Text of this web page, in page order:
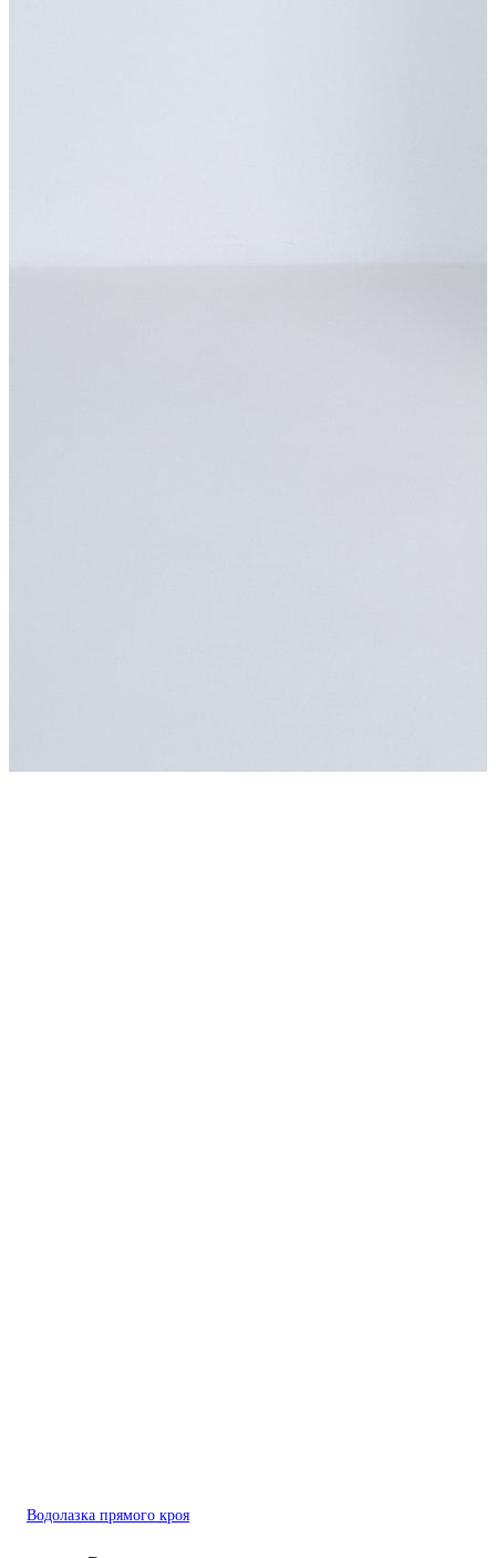
Водолазка прямого кроя